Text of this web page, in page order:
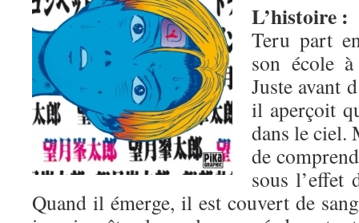
L’histoire :
Teru part
son école
Juste avant
il aperçoit
dans le ciel.
de
sous l’effet
Quand il émerge, il est couvert de